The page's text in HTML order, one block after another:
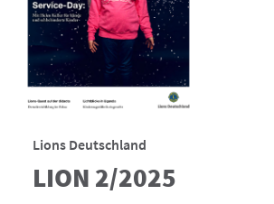
Lions Deutschland
LION 2/2025